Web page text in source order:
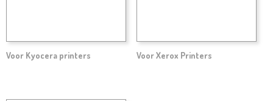
Voor Kyocera printers Voor Xerox Printers